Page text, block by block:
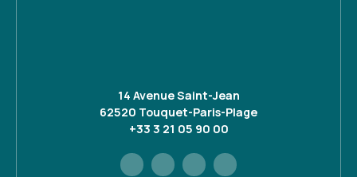
14 Avenue Saint-Jean
62520 Touquet-Paris-Plage
+33 3 21 05 90 00